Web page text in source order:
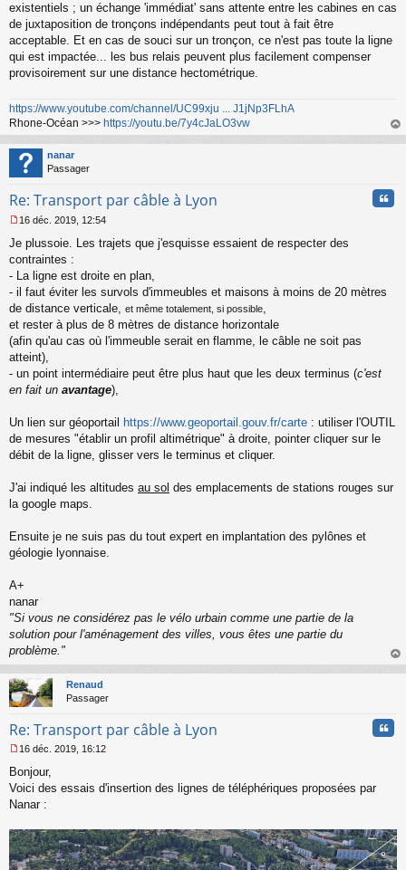
existentiels ; un échange 'immédiat' sans attente entre les cabines en cas
de juxtaposition de tronçons indépendants peut tout à fait être
acceptable. Et en cas de souci sur un tronçon, ce n'est pas toute la ligne
qui est impactée... les bus relais peuvent plus facilement compenser
provisoirement sur une distance hectométrique.
https://www.youtube.com/channel/UC99xju ... J1jNp3FLhA
Rhone-Océan >>> https://youtu.be/7y4cJaLO3vw
au
nanar
Passager
Re: Transport par câble à Lyon
e
s
g
e
n
o
n
u
16 déc. 2019, 12:54
Je plussoie. Les trajets que j'esquisse essaient de respecter des
contraintes :
- La ligne est droite en plan,
- il faut éviter les survols d'immeubles et maisons à moins de 20 mètres
de distance verticale,
et même totalement, si possible
et rester à plus de 8 mètres de distance horizontale
(afin qu'au cas où l'immeuble serait en flamme, le câble ne soit pas
atteint),
- un point intermédiaire peut être plus haut que les deux terminus (c'est
en fait un avantage),
Un lien sur géoportail https://www.geoportail.gouv.fr/carte : utiliser l'OUTIL
de mesures "établir un profil altimétrique" à droite, pointer cliquer sur le
débit de la ligne, glisser vers le terminus et cliquer.
J'ai indiqué les altitudes au sol des emplacements de stations rouges sur
la google maps.
Ensuite je ne suis pas du tout expert en implantation des pylônes et
géologie lyonnaise.
A+
nanar
"Si vous ne considérez pas le vélo urbain comme une partie de la
solution pour l'aménagement des villes, vous êtes une partie du
problème."
au
Renaud
Passager
Re: Transport par câble à Lyon
e
s
e
n
o
16 déc. 2019, 16:12
Bonjour,
Voici des essais d'insertion des lignes de téléphériques proposées par
Nanar :